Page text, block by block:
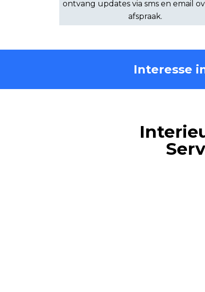
ontvang updates via sms en email
afspraak.
Interesse